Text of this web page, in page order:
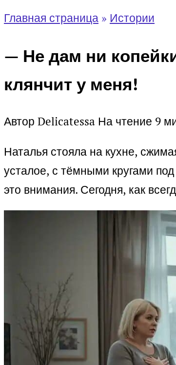
Главная страница » Истории
— Не дам ни
клянчит у меня!
Автор Delicatessa На чтение 9
Наталья стояла на кухне,
усталое, с тёмными кругами
это внимания. Сегодня, как